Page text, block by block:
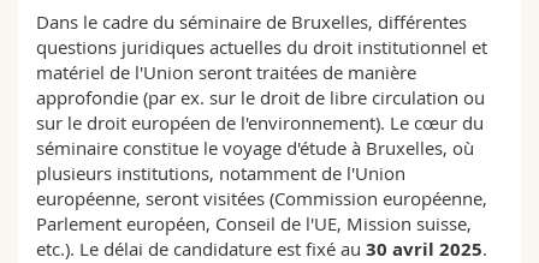
Dans le cadre du séminaire de Bruxelles, différentes
questions juridiques actuelles du droit institutionnel et
matériel de l'Union seront traitées de manière
approfondie (par ex. sur le droit de libre circulation ou
sur le droit européen de l'environnement). Le cœur du
séminaire constitue le voyage d'étude à Bruxelles, où
plusieurs institutions, notamment de l'Union
européenne, seront visitées (Commission européenne,
Parlement européen, Conseil de l'UE, Mission suisse,
etc.). Le délai de candidature est fixé au 30 avril 2025.